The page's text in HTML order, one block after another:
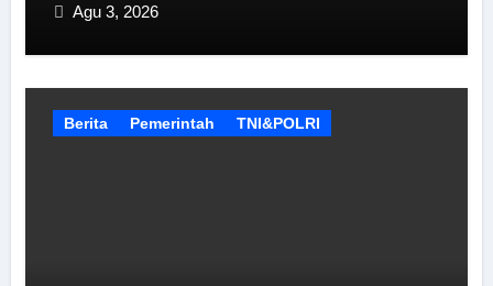
Agu 3, 2026
Berita Pemerintah TNI&POLRI